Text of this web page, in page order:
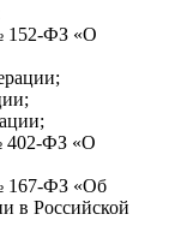
152-ФЗ «О
402-ФЗ «О
167-ФЗ «Об
в Российской